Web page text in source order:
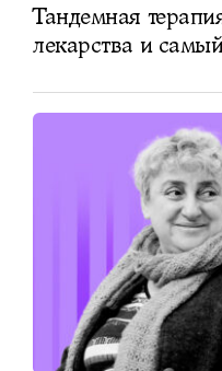
Тандемная
лекарства и